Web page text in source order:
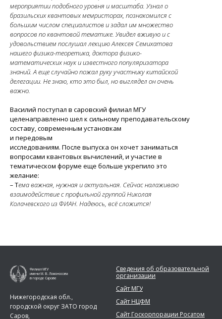
мероприятии подобного уровня и масштаба. Узнал о
бразильских квантовых мемристорах, познакомился с
большим числом специалистов и задал им множество
вопросов по квантовой тематике. Увидел вживую и с
удовольствием послушал лекцию Алексея Семихатова
нашего физика-теоретика, доктора физико-
математических наук и известного популяризатора
знаний. А еще случайно пожал руку участнику китайской
делегации. Не знаю, кто это был, но выглядел он очень
важно.
Василий поступал в саровский филиал МГУ
целенаправленно шел к сильному преподавательскому
составу, современным установкам
и передовым
исследованиям. После выпуска он хочет заниматься
вопросами квантовых вычислений, и участие в
тематическом форуме еще больше укрепило это
желание:
– Тема важная, нужная и актуальная. Сейчас налаживаю
взаимодействие с профильной группой Николая
Колачевского из ФИАН. Надеюсь, всё сложится!
Филиал МГУ
имени М. В. Ломоносова
в городе Сарове
Нижегородская обл.,
городской округ ЗАТО город
Саров,
Сведения об образовательной
организации
Сайт МГУ
Сайт НЦФМ
Сайт Госкорпорации Росатом